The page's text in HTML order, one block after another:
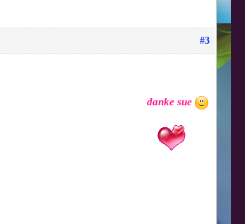
#3
danke sue